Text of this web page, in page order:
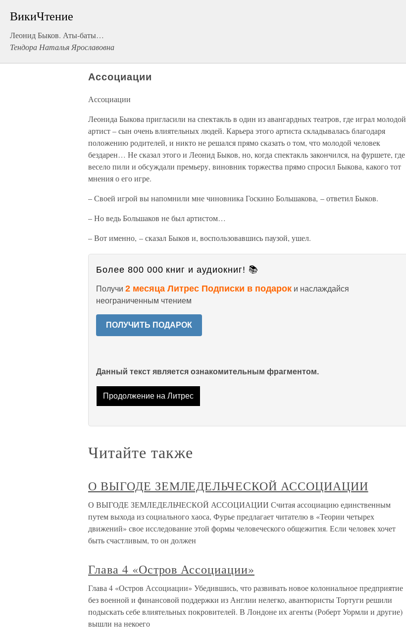
ВикиЧтение
Леонид Быков. Аты-баты…
Тендора Наталья Ярославовна
Ассоциации
Ассоциации
Леонида Быкова пригласили на спектакль в один из авангардных театров, где играл молодой
артист – сын очень влиятельных людей. Карьера этого артиста складывалась благодаря
положению родителей, и никто не решался прямо сказать о том, что молодой человек
бездарен… Не сказал этого и Леонид Быков, но, когда спектакль закончился, на фуршете, где
весело пили и обсуждали премьеру, виновник торжества прямо спросил Быкова, какого тот
мнения о его игре.
– Своей игрой вы напомнили мне чиновника Госкино Большакова, – ответил Быков.
– Но ведь Большаков не был артистом…
– Вот именно, – сказал Быков и, воспользовавшись паузой, ушел.
Более 800 000 книг и аудиокниг! 📚
Получи 2 месяца Литрес Подписки в подарок и наслаждайся
неограниченным чтением
ПОЛУЧИТЬ ПОДАРОК
Данный текст является ознакомительным фрагментом.
Продолжение на Литрес
Читайте также
О ВЫГОДЕ ЗЕМЛЕДЕЛЬЧЕСКОЙ АССОЦИАЦИИ
О ВЫГОДЕ ЗЕМЛЕДЕЛЬЧЕСКОЙ АССОЦИАЦИИ Считая ассоциацию единственным
путем выхода из социального хаоса, Фурье предлагает читателю в «Теории четырех
движений» свое исследование этой формы человеческого общежития. Если человек хочет
быть счастливым, то он должен
Глава 4 «Остров Ассоциации»
Глава 4 «Остров Ассоциации» Убедившись, что развивать новое колониальное предприятие
без военной и финансовой поддержки из Англии нелегко, авантюристы Тортуги решили
подыскать себе влиятельных покровителей. В Лондоне их агенты (Роберт Уормли и другие)
вышли на некоего